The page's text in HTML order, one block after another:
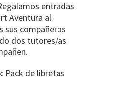
entradas
Aventura al
sus compañeros
dos tutores/as
Pack de libretas